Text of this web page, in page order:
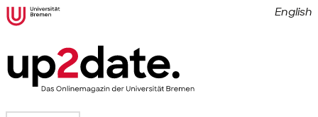
English